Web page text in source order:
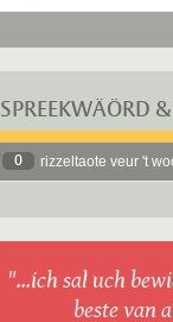
SPREEKWÄÖRD
0 rizzeltaote veur 't
"...ich sal uch
beste van